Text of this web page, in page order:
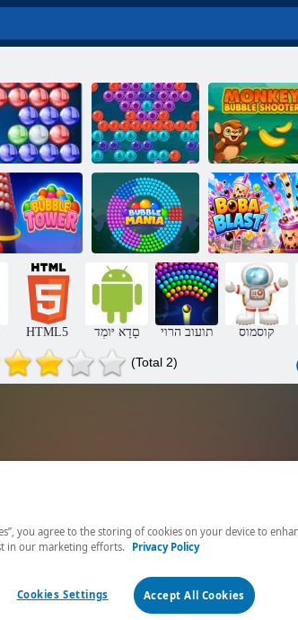
HD תועוב הרוי תועוב הרויה העובה הרויה ףוק
העוב לדגמ העוב הינאמ ץוציפ הבוב
HTML5 םָדָא יּומְד תועוב הרוי קוסמוס
(Total 2)